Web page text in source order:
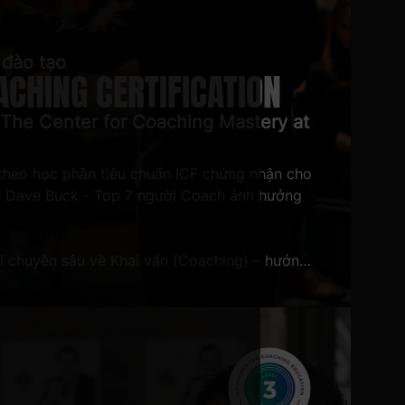
CERTIFICATION
Center for Coaching Mastery at
học phần tiêu chuẩn ICF chứng nhận cho
Buck - Top 7 người Coach ảnh hưởng
sâu về Khai vấn (Coaching) – hướng
tiếp Coaching trong công việc và cuộc